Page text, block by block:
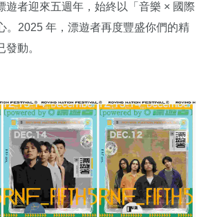
遊者迎來五週年，始終以「音樂 × 國際
。2025 年，漂遊者再度豐盛你們的精
動。